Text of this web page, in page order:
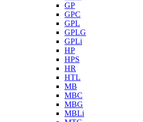
GP
GPC
GPL
GPLG
GPLi
HP
HPS
HR
HTL
MB
MBC
MBG
MBLi